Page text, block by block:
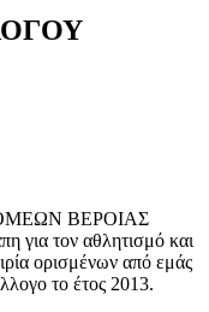
ΒΕΡΟΙΑΣ
για τον αθλητισμό και
ορισμένων από εμάς
το έτος 2013.